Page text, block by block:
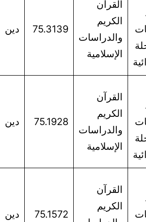
القرآن
الكريم
والدراسات
الإسلامية
75.3139 دين
القرآن
الكريم
والدراسات
الإسلامية
75.1928 دين
القرآن
الكريم
75.1572 دين